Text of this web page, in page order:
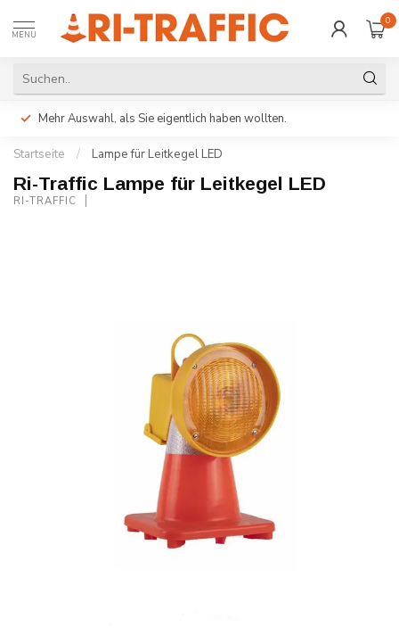
MENU
0
Mehr Auswahl, als Sie eigentlich haben wollten.
Startseite / Lampe für Leitkegel LED
Ri-Traffic Lampe für Leitkegel LED
RI-TRAFFIC